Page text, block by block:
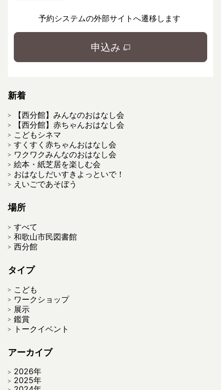
予約システムの外部サイトへ遷移します
申込み
新着
【西分館】みんなのおはなし会
【西分館】赤ちゃんおはなし会
こどもシネマ
すくすく赤ちゃんおはなし会
ワクワクみんなのおはなし会
絵本・紙芝居を楽しむ会
おはなしだいすきよっといで！
えいごであそぼう
場所
すべて
和歌山市民図書館
西分館
タイプ
こども
ワークショップ
展示
鑑賞
トークイベント
アーカイブ
2026年
2025年